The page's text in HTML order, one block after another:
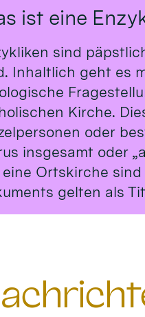
ist eine
sind
Inhaltlich geht es
Kirche.
oder
insgesamt oder
Ortskirche
gelten als